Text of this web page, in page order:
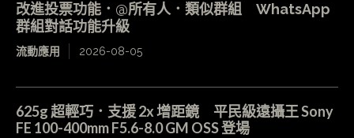
改進投票功能．@所有人．類似群組 WhatsApp
群組對話功能升級
流動應用 2026-08-05
625g 超輕巧．支援 2x 增距鏡 平民級遠攝王 Sony
FE 100-400mm F5.6-8.0 GM OSS 登場